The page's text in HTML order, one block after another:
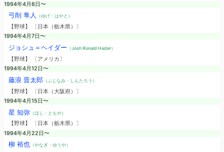
1994年4月6日〜
弓削 隼人 （ゆげ・はやと）
【野球】 〔日本（栃木県）〕
1994年4月7日〜
ジョシュ＝ヘイダー （Josh Ronald Hader）
【野球】 〔アメリカ〕
1994年4月12日〜
藤浪 晋太郎（ふじなみ・しんたろう）
【野球】 〔日本（大阪府）〕
1994年4月15日〜
星 知弥（ほし・ともや）
【野球】 〔日本（栃木県）〕
1994年4月22日〜
柳 裕也（やなぎ・ゆうや）